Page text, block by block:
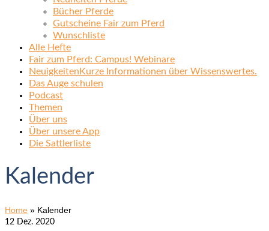
Bücher Pferde
Gutscheine Fair zum Pferd
Wunschliste
Alle Hefte
Fair zum Pferd: Campus! Webinare
Neuigkeiten Kurze Informationen über Wissenswertes.
Das Auge schulen
Podcast
Themen
Über uns
Über unsere App
Die Sattlerliste
Kalender
Home » Kalender
12 Dez. 2020